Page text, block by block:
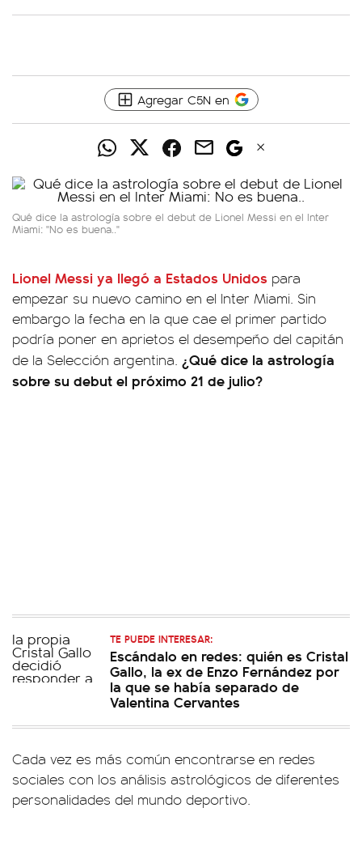
Agregar C5N en
Qué dice la astrología sobre el debut de Lionel Messi en el Inter
Miami: "No es buena.."
Lionel Messi ya llegó a Estados Unidos para
empezar su nuevo camino en el Inter Miami. Sin
embargo la fecha en la que cae el primer partido
podría poner en aprietos el desempeño del capitán
de la Selección argentina. ¿Qué dice la astrología
sobre su debut el próximo 21 de julio?
TE PUEDE INTERESAR:
Escándalo en redes: quién es Cristal
Gallo, la ex de Enzo Fernández por
la que se había separado de
Valentina Cervantes
Cada vez es más común encontrarse en redes
sociales con los análisis astrológicos de diferentes
personalidades del mundo deportivo.